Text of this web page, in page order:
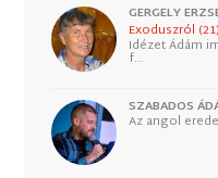
GERGELY
Exoduszról
Idézet Ádám
f…
SZABADOS
Az angol